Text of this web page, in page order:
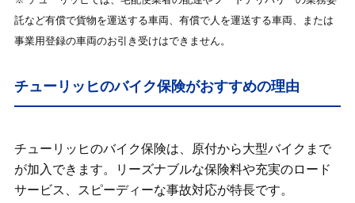
託など有償で貨物を運送する車両、有償で人を運送する車両、または
事業用登録の車両のお引き受けはできません。
チューリッヒのバイク保険がおすすめの理由
チューリッヒのバイク保険は、原付から大型バイクまで
が加入できます。リーズナブルな保険料や充実のロード
サービス、スピーディーな事故対応が特長です。